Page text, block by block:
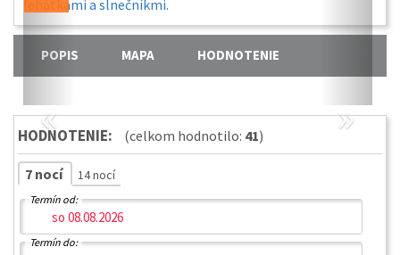
« »
POPIS MAPA HODNOTENIE
HODNOTENIE: (celkom hodnotilo: 41)
7 nocí 14 nocí
Termín od:
Termín do: